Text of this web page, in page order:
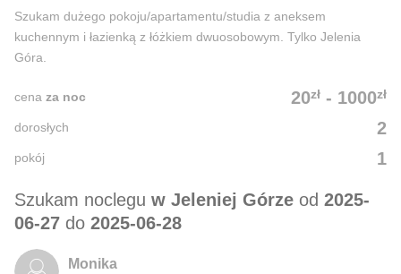
Szukam dużego pokoju/apartamentu/studia z aneksem
kuchennym i łazienką z łóżkiem dwuosobowym. Tylko Jelenia
Góra.
20zł - 1000zł
cena za noc
2
dorosłych
1
pokój
Szukam noclegu w Jeleniej Górze od 2025-
06-27 do 2025-06-28
Monika